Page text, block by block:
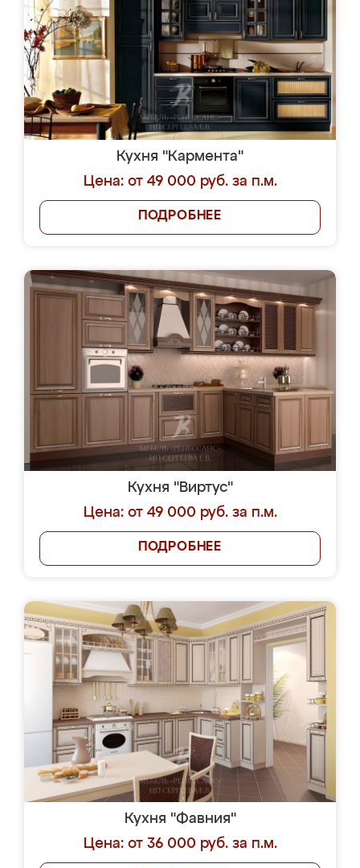
Кухня "Кармента"
Цена: от 49 000 руб. за п.м.
ПОДРОБНЕЕ
Кухня "Виртус"
Цена: от 49 000 руб. за п.м.
ПОДРОБНЕЕ
Кухня "Фавния"
Цена: от 36 000 руб. за п.м.